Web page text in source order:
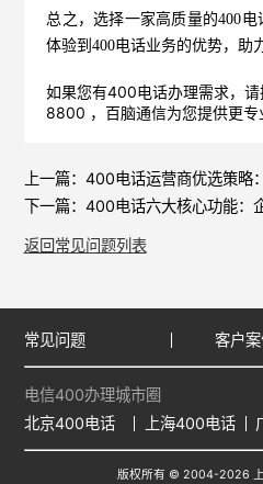
总之，选择一家高质量的400电
体验到400电话业务的优势，助
如果您有400电话办理需求，
8800 ，百脑通信为您提供更专
上一篇： 400电话运营商优选策略
下一篇： 400电话六大核心功能：
返回常见问题列表
常见问题 客户案
电信400办理城市圈
北京400电话
上海400电话
版权所有 © 2004-2026 上